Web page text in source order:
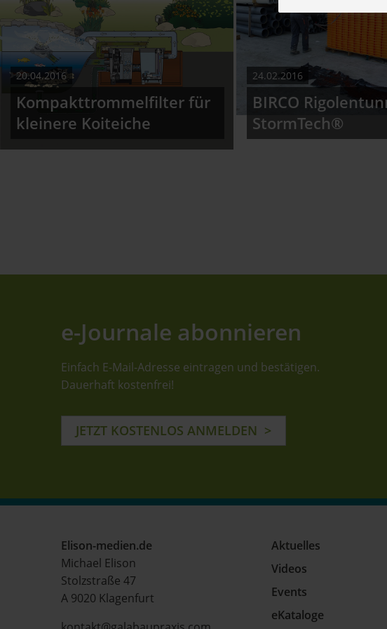
20.04.2016
Kompakttrommelfilter für
kleinere Koiteiche
24.02.2016
BIRCO
StormTech®
e-Journale abonnieren
Einfach E-Mail-Adresse eintragen und bestätigen.
Dauerhaft kostenfrei!
JETZT KOSTENLOS ANMELDEN
Elison-medien.de
Michael Elison
Stolzstraße 47
A 9020 Klagenfurt
Aktuelles
Videos
Events
eKataloge